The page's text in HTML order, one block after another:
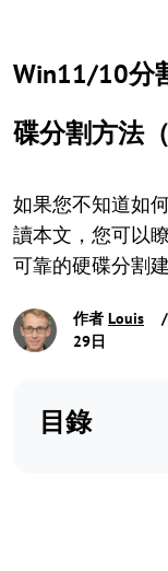
Win11/10分
碟分割方法
如果您不知道如
讀本文，您可以
可靠的硬碟分割建
作者 Louis
29日
目錄